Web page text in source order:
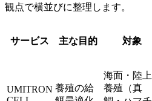
観点で横並びに整理します。
サービス 主な目的 対象
UMITRON 養殖の給
海面・陸上
養殖（真